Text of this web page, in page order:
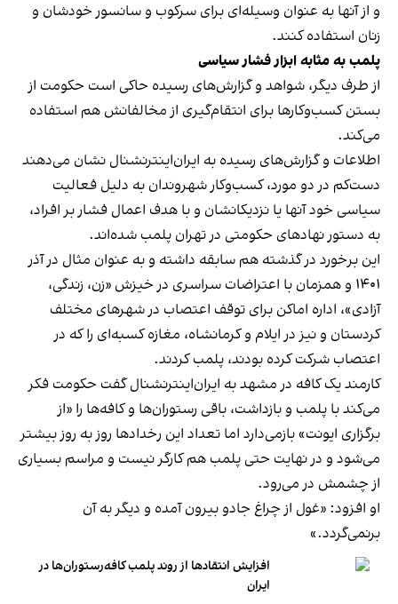
و از آنها به عنوان وسیله‌ای برای سرکوب و سانسور خودشان و
زنان استفاده کنند.
پلمب به مثابه ابزار فشار سیاسی
از طرف دیگر، شواهد و گزارش‌های رسیده حاکی است حکومت از
بستن کسب‌وکارها برای انتقام‌گیری از مخالفانش هم استفاده
می‌کند.
اطلاعات و گزارش‌های رسیده به ایران‌اینترنشنال نشان می‌دهند
دست‌کم در دو مورد، کسب‌وکار شهروندان به دلیل فعالیت
سیاسی خود آنها یا نزدیکانشان و با هدف اعمال فشار بر افراد،
به دستور نهادهای حکومتی در تهران پلمب شده‌اند.
این برخورد در گذشته هم سابقه داشته و به عنوان مثال در آذر
۱۴۰۱ و همزمان با اعتراضات سراسری در خیزش «زن، زندگی،
آزادی»، اداره اماکن برای توقف اعتصاب در شهرهای مختلف
کردستان و نیز در ایلام و کرمانشاه، مغازه کسبه‌ای را که در
اعتصاب شرکت کرده بودند، پلمب کردند.
کارمند یک کافه در مشهد به ایران‌اینترنشنال گفت حکومت فکر
می‌کند با پلمب و بازداشت، باقی رستوران‌ها و کافه‌ها را «از
برگزاری ایونت» بازمی‌دارد اما تعداد این رخدادها روز به روز بیشتر
می‌شود و در نهایت حتی پلمب هم کارگر نیست و مراسم بسیاری
از چشمش در می‌رود.
او افزود: «غول از چراغ جادو بیرون آمده و دیگر به آن
برنمی‎‌گردد.»
افزایش انتقادها از روند پلمب کافه‌رستوران‌ها در
ایران